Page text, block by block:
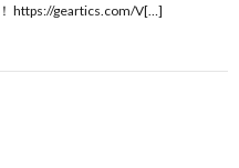
https://geartics.com/V[…]